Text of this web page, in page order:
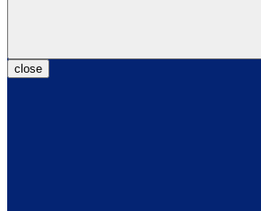
close